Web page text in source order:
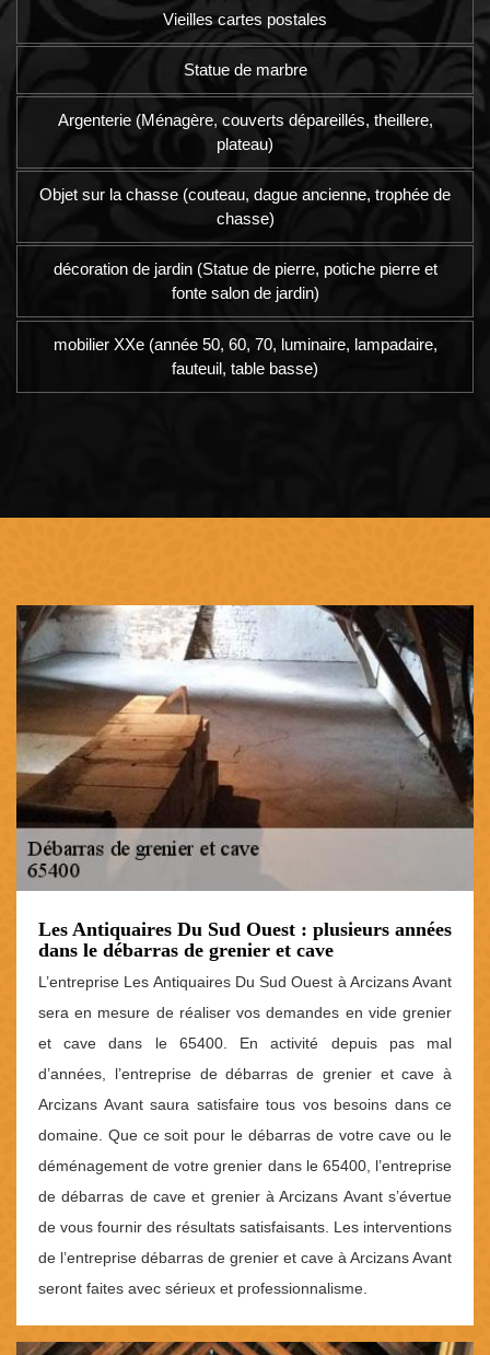
Vieilles cartes postales
Statue de marbre
Argenterie (Ménagère, couverts dépareillés, theillere,
plateau)
Objet sur la chasse (couteau, dague ancienne, trophée de
chasse)
décoration de jardin (Statue de pierre, potiche pierre et
fonte salon de jardin)
mobilier XXe (année 50, 60, 70, luminaire, lampadaire,
fauteuil, table basse)
Les Antiquaires Du Sud Ouest : plusieurs années
dans le débarras de grenier et cave
L’entreprise Les Antiquaires Du Sud Ouest à Arcizans Avant
sera en mesure de réaliser vos demandes en vide grenier
et cave dans le 65400. En activité depuis pas mal
d’années, l’entreprise de débarras de grenier et cave à
Arcizans Avant saura satisfaire tous vos besoins dans ce
domaine. Que ce soit pour le débarras de votre cave ou le
déménagement de votre grenier dans le 65400, l’entreprise
de débarras de cave et grenier à Arcizans Avant s’évertue
de vous fournir des résultats satisfaisants. Les interventions
de l’entreprise débarras de grenier et cave à Arcizans Avant
seront faites avec sérieux et professionnalisme.